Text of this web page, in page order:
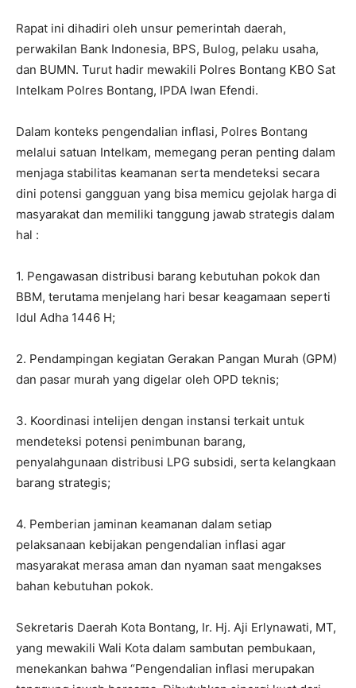
Rapat ini dihadiri oleh unsur pemerintah daerah,
perwakilan Bank Indonesia, BPS, Bulog, pelaku usaha,
dan BUMN. Turut hadir mewakili Polres Bontang KBO Sat
Intelkam Polres Bontang, IPDA Iwan Efendi.
Dalam konteks pengendalian inflasi, Polres Bontang
melalui satuan Intelkam, memegang peran penting dalam
menjaga stabilitas keamanan serta mendeteksi secara
dini potensi gangguan yang bisa memicu gejolak harga di
masyarakat dan memiliki tanggung jawab strategis dalam
hal :
1. Pengawasan distribusi barang kebutuhan pokok dan
BBM, terutama menjelang hari besar keagamaan seperti
Idul Adha 1446 H;
2. Pendampingan kegiatan Gerakan Pangan Murah (GPM)
dan pasar murah yang digelar oleh OPD teknis;
3. Koordinasi intelijen dengan instansi terkait untuk
mendeteksi potensi penimbunan barang,
penyalahgunaan distribusi LPG subsidi, serta kelangkaan
barang strategis;
4. Pemberian jaminan keamanan dalam setiap
pelaksanaan kebijakan pengendalian inflasi agar
masyarakat merasa aman dan nyaman saat mengakses
bahan kebutuhan pokok.
Sekretaris Daerah Kota Bontang, Ir. Hj. Aji Erlynawati, MT,
yang mewakili Wali Kota dalam sambutan pembukaan,
menekankan bahwa “Pengendalian inflasi merupakan